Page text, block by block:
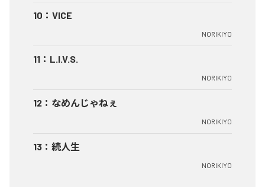
10 ： VICE
NORIKIYO
11 ： L.I.V.S.
NORIKIYO
12 ： なめんじゃねぇ
NORIKIYO
13 ： 続人生
NORIKIYO